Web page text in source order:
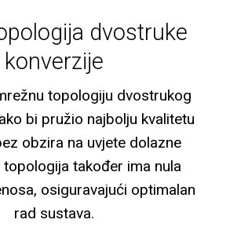
dvostruke
konverzije
topologiju dvostrukog
bi pružio najbolju kvalitetu
obzira na uvjete dolazne
topologija također ima nula
osiguravajući optimalan
rad sustava.